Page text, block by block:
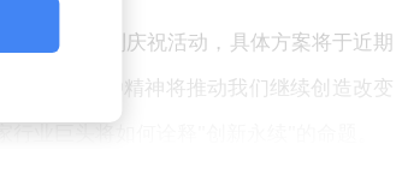
筹备一系列庆祝活动，具体方案将于近期
欲望，这种精神将推动我们继续创造改变
业巨头将如何诠释"创新永续"的命题。